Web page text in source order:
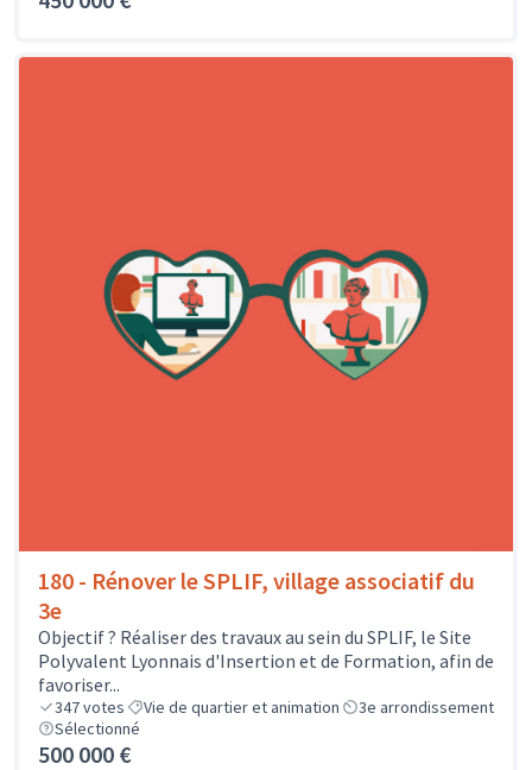
180 - Rénover le SPLIF, village associatif du
3e
Objectif ? Réaliser des travaux au sein du SPLIF, le Site
Polyvalent Lyonnais d'Insertion et de Formation, afin de
favoriser...
347votes Vie de quartier et animation
3e arrondissement
Sélectionné
500 000 €